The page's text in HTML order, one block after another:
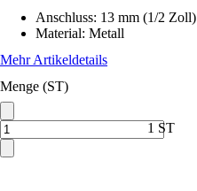
Anschluss: 13 mm (1/2 Zoll)
Material: Metall
Mehr Artikeldetails
Menge (ST)
1 ST